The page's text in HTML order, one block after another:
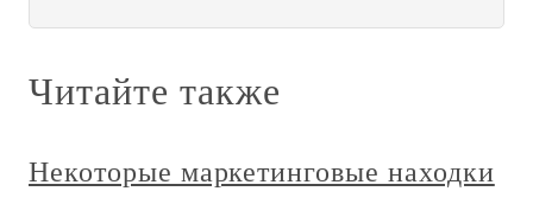
Читайте также
Некоторые маркетинговые находки